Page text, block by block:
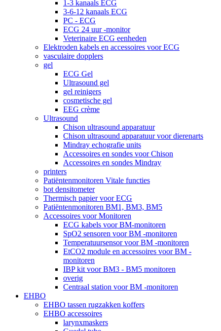
1-3 kanaals ECG
3-6-12 kanaals ECG
PC - ECG
ECG 24 uur -monitor
Veterinaire ECG eenheden
Elektroden kabels en accessoires voor ECG
vasculaire dopplers
gel
ECG Gel
Ultrasound gel
gel reinigers
cosmetische gel
EEG crème
Ultrasound
Chison ultrasound apparatuur
Chison ultrasound apparatuur voor dierenarts
Mindray echografie units
Accessoires en sondes voor Chison
Accessoires en sondes Mindray
printers
Patiëntenmonitoren Vitale functies
bot densitometer
Thermisch papier voor ECG
Patiëntenmonitoren BM1, BM3, BM5
Accessoires voor Monitoren
ECG kabels voor BM-monitoren
SpO2 sensoren voor BM -monitoren
Temperatuursensor voor BM -monitoren
EtCO2 module en accessoires voor BM -
monitoren
IBP kit voor BM3 - BM5 monitoren
overig
Centraal station voor BM -monitoren
EHBO
EHBO tassen rugzakken koffers
EHBO accessoires
larynxmaskers